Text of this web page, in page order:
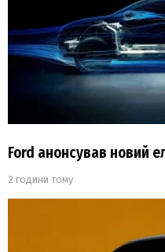
Ford анонсував новий
2 години тому